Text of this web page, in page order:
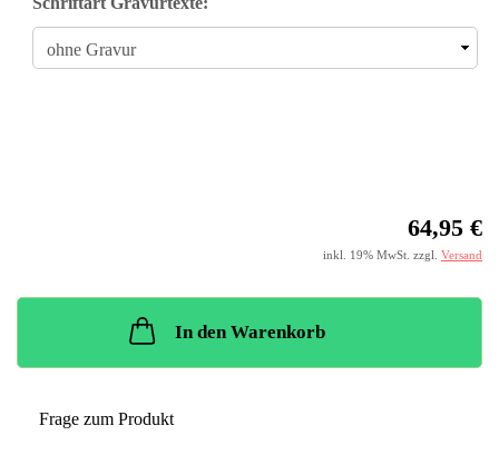
64,95 €
inkl. 19% MwSt. zzgl. Versand
In den Warenkorb
Frage zum Produkt